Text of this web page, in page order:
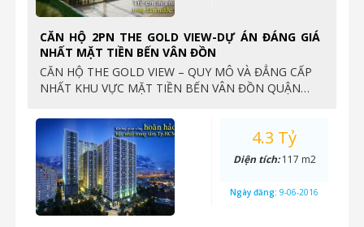
CĂN HỘ 2PN THE GOLD VIEW-DỰ ÁN ĐÁNG GIÁ
NHẤT MẶT TIỀN BẾN VÂN ĐỒN
CĂN HỘ THE GOLD VIEW – QUY MÔ VÀ ĐẲNG CẤP
NHẤT KHU VỰC MẶT TIỀN BẾN VÂN ĐỒN QUẬN…
4.3 Tỷ
Diện tích:117 m2
Ngày đăng: 9-06-2016